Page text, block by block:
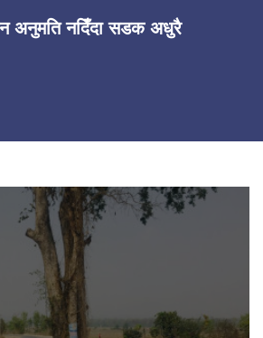
अनुमति नदिँदा सडक अधुरै